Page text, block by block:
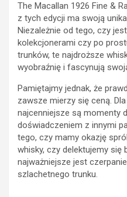
The Macallan 1926 Fine &
z tych edycji ma swoją
Niezależnie od tego, czy
kolekcjonerami czy po
trunków, te najdroższe
wyobraźnię i fascynują
Pamiętajmy jednak, że
zawsze mierzy się ceną.
najcenniejsze są momenty
doświadczeniem z innymi
tego, czy mamy okazję
whisky, czy delektujemy się
najważniejsze jest
szlachetnego trunku.